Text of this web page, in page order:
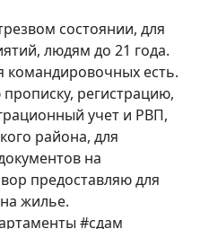
состоянии, для
людям до 21 года.
регистрацию,
учет и РВП,
района, для
на
предоставляю для
жилье.
#сдам